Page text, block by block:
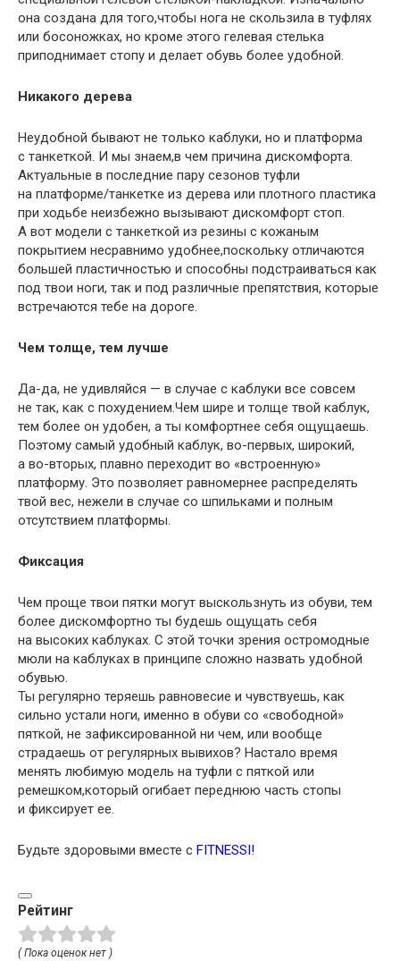
она создана для того,чтобы нога не скользила в туфлях
или босоножках, но кроме этого гелевая стелька
приподнимает стопу и делает обувь более удобной.
Никакого дерева
Неудобной бывают не только каблуки, но и платформа
с танкеткой. И мы знаем,в чем причина дискомфорта.
Актуальные в последние пару сезонов туфли
на платформе/танкетке из дерева или плотного пластика
при ходьбе неизбежно вызывают дискомфорт стоп.
А вот модели с танкеткой из резины с кожаным
покрытием несравнимо удобнее,поскольку отличаются
большей пластичностью и способны подстраиваться как
под твои ноги, так и под различные препятствия, которые
встречаются тебе на дороге.
Чем толще, тем лучше
Да-да, не удивляйся — в случае с каблуки все совсем
не так, как с похудением.Чем шире и толще твой каблук,
тем более он удобен, а ты комфортнее себя ощущаешь.
Поэтому самый удобный каблук, во-первых, широкий,
а во-вторых, плавно переходит во «встроенную»
платформу. Это позволяет равномернее распределять
твой вес, нежели в случае со шпильками и полным
отсутствием платформы.
Фиксация
Чем проще твои пятки могут выскользнуть из обуви, тем
более дискомфортно ты будешь ощущать себя
на высоких каблуках. С этой точки зрения остромодные
мюли на каблуках в принципе сложно назвать удобной
обувью.
Ты регулярно теряешь равновесие и чувствуешь, как
сильно устали ноги, именно в обуви со «свободной»
пяткой, не зафиксированной ни чем, или вообще
страдаешь от регулярных вывихов? Настало время
менять любимую модель на туфли с пяткой или
ремешком,который огибает переднюю часть стопы
и фиксирует ее.
Будьте здоровыми вместе с FITNESSI!
Рейтинг
( Пока оценок нет )